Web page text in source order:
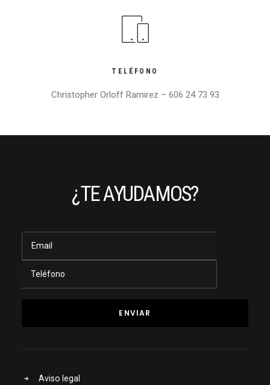
TELÉFONO
Christopher Orloff Ramirez – 606 24 73 93
¿TE AYUDAMOS?
Aviso legal